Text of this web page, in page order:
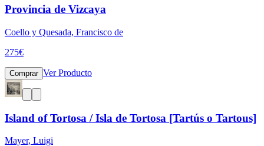
Provincia de Vizcaya
Coello y Quesada, Francisco de
275€
Comprar Ver Producto
Island of Tortosa / Isla de Tortosa [Tartús o Tartous]
Mayer, Luigi